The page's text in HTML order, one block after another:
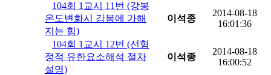
104회 1교시 11번 (강봉
온도변화시 강봉에 가해
지는 힘)
이석종
2014-08-18
16:01:36
104회 1교시 12번 (선형
정적 유한요소해석 절차
설명)
이석종
2014-08-18
16:00:52